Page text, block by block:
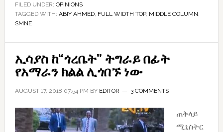
ከሕዝባቸው
ሊገናኙ
FILED UNDER: OPINIONS
TAGGED WITH: ABIY AHMED, FULL WIDTH TOP, MIDDLE COLUMN,
SMNE
ኢሳያስ ከ“ጎረቤት” ትግራይ በፊት
የአማራን ክልል ሊጎበኙ ነው
AUGUST 17, 2018 07:54 PM BY EDITOR 3 COMMENTS
ጠቅላይ
ሚኒስትር